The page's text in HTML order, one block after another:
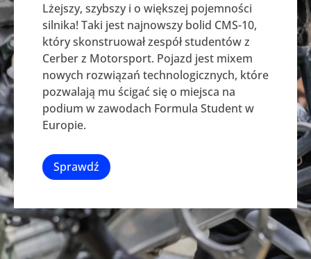
Lżejszy, szybszy i o większej pojemności
silnika! Taki jest najnowszy bolid CMS-10,
który skonstruował zespół studentów z
Cerber z Motorsport. Pojazd jest mixem
nowych rozwiązań technologicznych, które
pozwalają mu ścigać się o miejsca na
podium w zawodach Formula Student w
Europie.
Sprawdź